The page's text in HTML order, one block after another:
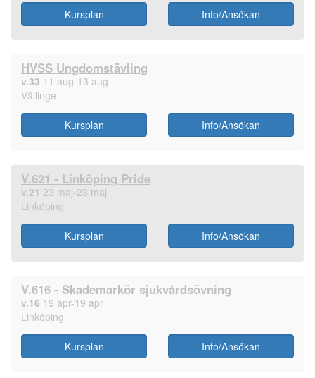
Kursplan Info/Ansökan
HVSS Ungdomstävling
v.33 11 aug-13 aug
Vällinge
Kursplan Info/Ansökan
V.621 - Linköping Pride
v.21 23 maj-23 maj
Linköping
Kursplan Info/Ansökan
V.616 - Skademarkör sjukvårdsövning
v.16 19 apr-19 apr
Linköping
Kursplan Info/Ansökan